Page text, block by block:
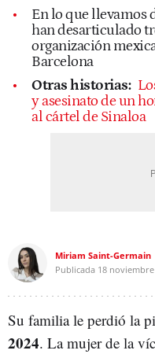
En lo que llevamos
han desarticulado
organización
Barcelona
Otras historias:
y asesinato de un
al cártel de Sinaloa
Miriam Saint-Germain
Publicada 18
Su familia le perdió la
2024. La mujer de la